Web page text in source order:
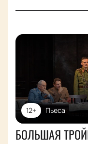
Пьеса
12+
БОЛЬШАЯ